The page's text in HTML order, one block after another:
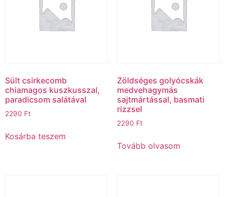
Sült csirkecomb
chiamagos kuszkusszal,
paradicsom salátával
2290 Ft
Kosárba teszem
Zöldséges golyócskák
medvehagymás
sajtmártással, basmati
rizzsel
2290 Ft
Tovább olvasom